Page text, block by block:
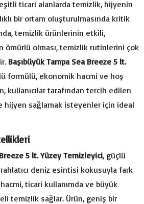
ticari alanlarda temizlik, hijyenin
bir ortam oluşturulmasında kritik
temizlik ürünlerinin etkili,
ömürlü olması, temizlik rutinlerini çok
Başıbüyük Tampa Sea Breeze 5 lt.
formülü, ekonomik hacmi ve hoş
kullanıcılar tarafından tercih edilen
hijyen sağlamak isteyenler için ideal
5 lt. Yüzey Temizleyici, güçlü
deniz esintisi kokusuyla fark
ticari kullanımda ve büyük
temizlik sağlar. Ürün, geniş bir